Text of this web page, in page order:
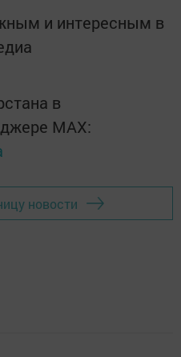
и интересным в
в
MАХ:
новости